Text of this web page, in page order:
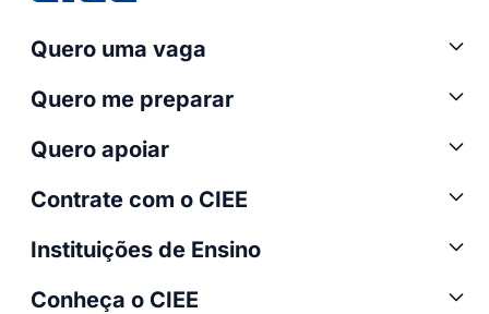
Quero uma vaga
Quero me preparar
Quero apoiar
Contrate com o CIEE
Instituições de Ensino
Conheça o CIEE